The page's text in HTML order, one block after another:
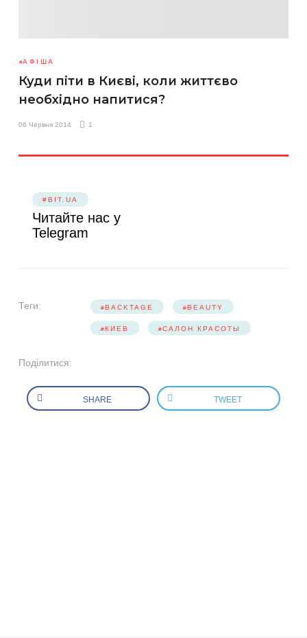
АФІША
Куди піти в Києві, коли життєво
необхідно напитися?
06 Червня 2014 1
#BIT.UA
Читайте нас у
Telegram
Теги: BACKTAGE BEAUTY
КИЕВ САЛОН КРАСОТЫ
Поділитися:
SHARE TWEET